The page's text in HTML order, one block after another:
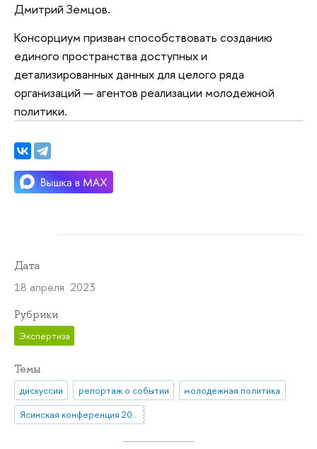
Дмитрий Земцов.
Консорциум призван способствовать созданию
единого пространства доступных и
детализированных данных для целого ряда
организаций — агентов реализации молодежной
политики.
Дата
18 апреля 2023
Рубрики
Экспертиза
Темы
дискуссии репортаж о событии
молодежная политика
Ясинская конференция 2023